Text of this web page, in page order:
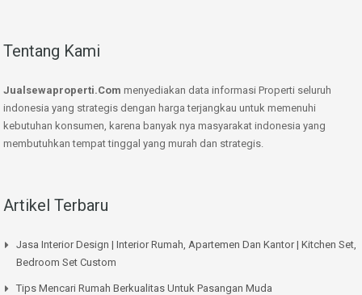
Tentang Kami
Jualsewaproperti.Com menyediakan data informasi Properti seluruh
indonesia yang strategis dengan harga terjangkau untuk memenuhi
kebutuhan konsumen, karena banyak nya masyarakat indonesia yang
membutuhkan tempat tinggal yang murah dan strategis.
Artikel Terbaru
Jasa Interior Design | Interior Rumah, Apartemen Dan Kantor | Kitchen Set,
Bedroom Set Custom
Tips Mencari Rumah Berkualitas Untuk Pasangan Muda